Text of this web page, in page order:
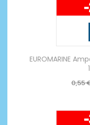
EUROMARINE
0,55